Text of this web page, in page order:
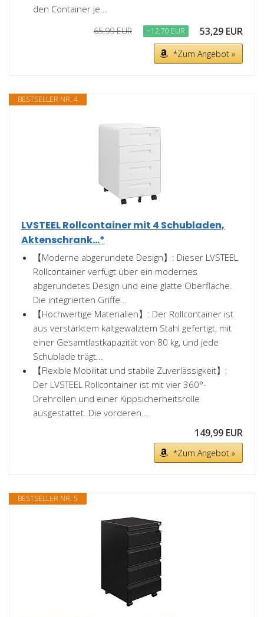
den Container je...
65,99 EUR −12,70 EUR 53,29 EUR
*Zum Angebot »
BESTSELLER NR. 4
LVSTEEL Rollcontainer mit 4 Schubladen,
Aktenschrank...*
【Moderne abgerundete Design】: Dieser LVSTEEL
Rollcontainer verfügt über ein modernes
abgerundetes Design und eine glatte Oberfläche.
Die integrierten Griffe...
【Hochwertige Materialien】: Der Rollcontainer ist
aus verstärktem kaltgewalztem Stahl gefertigt, mit
einer Gesamtlastkapazität von 80 kg, und jede
Schublade trägt...
【Flexible Mobilität und stabile Zuverlässigkeit】:
Der LVSTEEL Rollcontainer ist mit vier 360°-
Drehrollen und einer Kippsicherheitsrolle
ausgestattet. Die vorderen...
149,99 EUR
*Zum Angebot »
BESTSELLER NR. 5